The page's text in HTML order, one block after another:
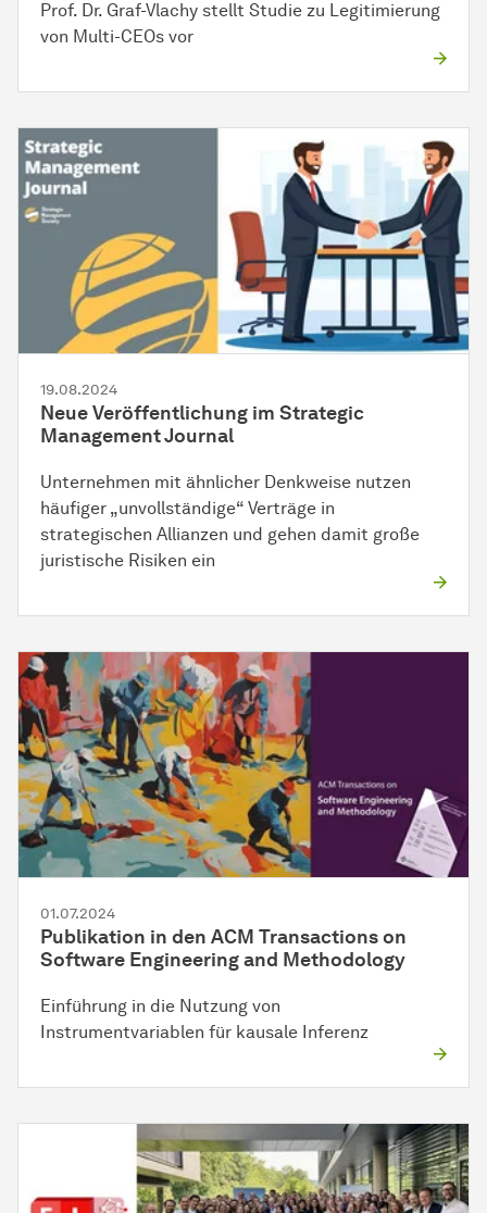
Prof. Dr. Graf-Vlachy stellt Studie zu Legitimierung
von Multi-CEOs vor
19.08.2024
Neue Veröffentlichung im Strategic
Management Journal
Unternehmen mit ähnlicher Denkweise nutzen
häufiger „unvollständige“ Verträge in
strategischen Allianzen und gehen damit große
juristische Risiken ein
01.07.2024
Publikation in den ACM Transactions on
Software Engineering and Methodology
Einführung in die Nutzung von
Instrumentvariablen für kausale Inferenz